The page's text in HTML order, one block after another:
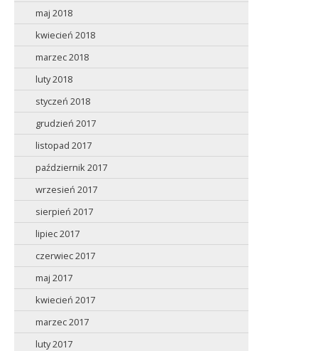
maj 2018
kwiecień 2018
marzec 2018
luty 2018
styczeń 2018
grudzień 2017
listopad 2017
październik 2017
wrzesień 2017
sierpień 2017
lipiec 2017
czerwiec 2017
maj 2017
kwiecień 2017
marzec 2017
luty 2017